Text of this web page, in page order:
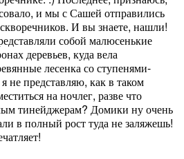
и мы с Сашей отправились
И вы знаете, нашли!
собой малюсенькие
деревьев, куда вела
лесенка со ступенями-
не представляю, как в таком
на ночлег, разве что
тинейджерам? Домики ну очень
в полный рост туда не заляжешь!